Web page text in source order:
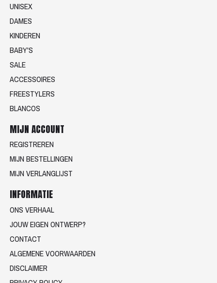
UNISEX
DAMES
KINDEREN
BABY'S
SALE
ACCESSOIRES
FREESTYLERS
BLANCOS
MIJN ACCOUNT
REGISTREREN
MIJN BESTELLINGEN
MIJN VERLANGLIJST
INFORMATIE
ONS VERHAAL
JOUW EIGEN ONTWERP?
CONTACT
ALGEMENE VOORWAARDEN
DISCLAIMER